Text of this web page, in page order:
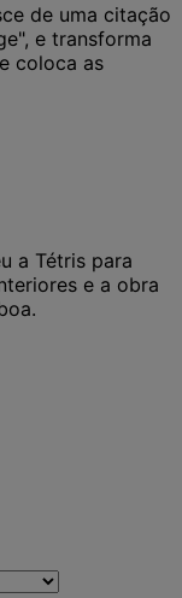
de uma citação
e transforma
coloca as
a Tétris para
e a obra